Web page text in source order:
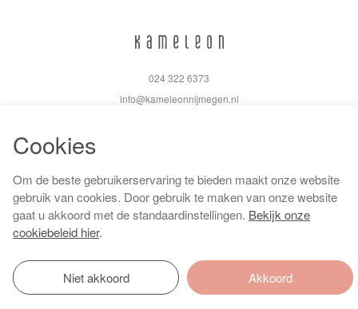
024 322 6373
info@kameleonnijmegen.nl
Algemene voorwaarden
Privacy policy
Cookiebeleid
Cookies
Om de beste gebruikerservaring te bieden maakt onze website
gebruik van cookies. Door gebruik te maken van onze website
gaat u akkoord met de standaardinstellingen. Bekijk onze
cookiebeleid hier.